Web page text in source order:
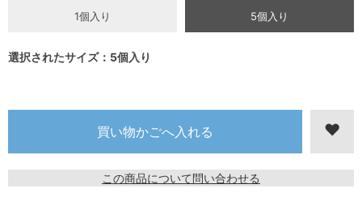
1個入り 5個入り
選択されたサイズ：5個入り
この商品について問い合わせる